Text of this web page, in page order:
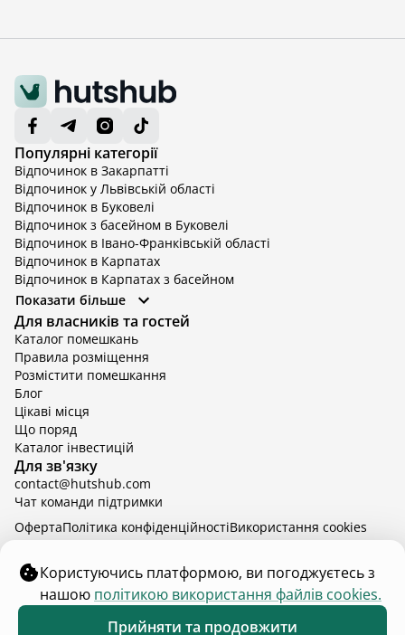
доба Забронювати
Популярні категорії
Відпочинок в Закарпатті
Відпочинок у Львівській області
Відпочинок в Буковелі
Відпочинок з басейном в Буковелі
Відпочинок в Івано-Франківській області
Відпочинок в Карпатах
Відпочинок в Карпатах з басейном
Відпочинок в Київській області
Відпочинок в Київській області з басейном
Відпочинок в Тернопільській області
Відпочинок у Вінницькій області
Відпочинок в Яремче
Відпочинок у Львівській області з басейном
Відпочинок з басейном в Тернопільській області
Показати більше
Для власників та гостей
Каталог помешкань
Правила розміщення
Розмістити помешкання
Блог
Цікаві місця
Що поряд
Каталог інвестицій
Для зв'язку
contact@hutshub.com
Чат команди підтримки
hutshub | ©2026
ОфертаПолітика конфіденційностіBикористання cookies
Користуючись платформою, ви погоджуєтесь з
нашою політикою використання файлів cookies.
Прийняти та продовжити